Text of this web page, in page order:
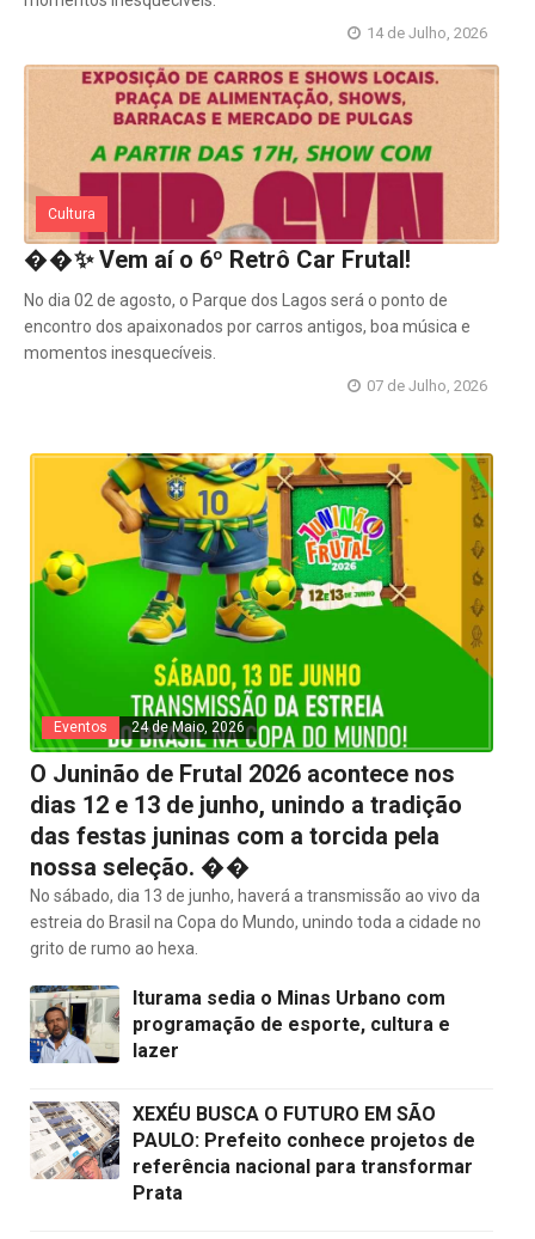
14 de Julho, 2026
Cultura
��✨ Vem aí o 6º Retrô Car Frutal!
No dia 02 de agosto, o Parque dos Lagos será o ponto de
encontro dos apaixonados por carros antigos, boa música e
momentos inesquecíveis.
07 de Julho, 2026
Eventos 24 de Maio, 2026
O Juninão de Frutal 2026 acontece nos
dias 12 e 13 de junho, unindo a tradição
das festas juninas com a torcida pela
nossa seleção. ��
No sábado, dia 13 de junho, haverá a transmissão ao vivo da
estreia do Brasil na Copa do Mundo, unindo toda a cidade no
grito de rumo ao hexa.
Iturama sedia o Minas Urbano com
programação de esporte, cultura e
lazer
XEXÉU BUSCA O FUTURO EM SÃO
PAULO: Prefeito conhece projetos de
referência nacional para transformar
Prata